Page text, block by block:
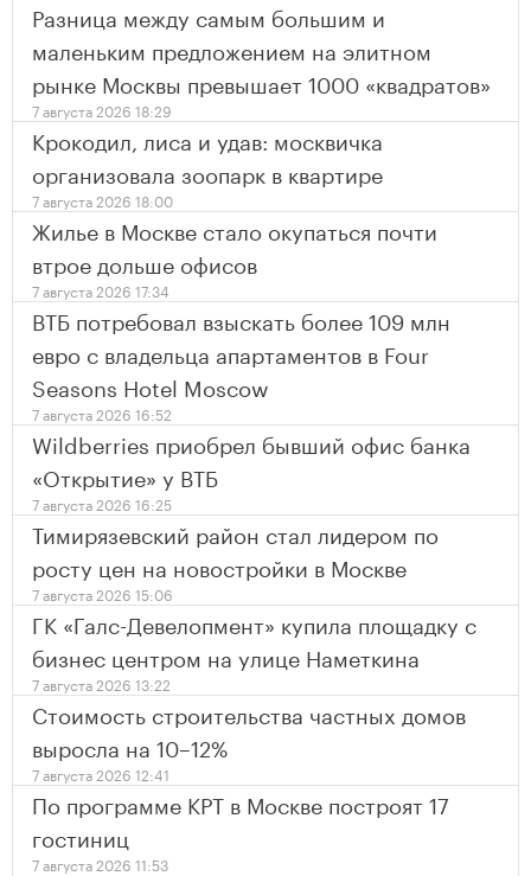
Разница между самым большим и
маленьким предложением на элитном
рынке Москвы превышает 1000 «квадратов»
7 августа 2026 18:29
Крокодил, лиса и удав: москвичка
организовала зоопарк в квартире
7 августа 2026 18:00
Жилье в Москве стало окупаться почти
втрое дольше офисов
7 августа 2026 17:34
ВТБ потребовал взыскать более 109 млн
евро с владельца апартаментов в Four
Seasons Hotel Moscow
7 августа 2026 16:52
Wildberries приобрел бывший офис банка
«Открытие» у ВТБ
7 августа 2026 16:25
Тимирязевский район стал лидером по
росту цен на новостройки в Москве
7 августа 2026 15:06
ГК «Галс-Девелопмент» купила площадку с
бизнес центром на улице Наметкина
7 августа 2026 13:22
Стоимость строительства частных домов
выросла на 10–12%
7 августа 2026 12:41
По программе КРТ в Москве построят 17
гостиниц
7 августа 2026 11:53